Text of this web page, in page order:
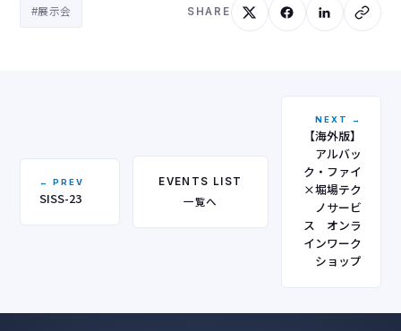
#展示会 SHARE
← PREV
SISS-23
EVENTS LIST
一覧へ
NEXT →
【海外版】
アルバッ
ク・ファイ
×堀場テク
ノサービ
ス オンラ
インワーク
ショップ